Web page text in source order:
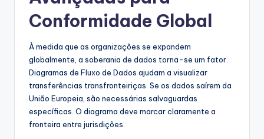
Conformidade Global
À medida que as organizações se expandem
globalmente, a soberania de dados torna-se um fator.
Diagramas de Fluxo de Dados ajudam a visualizar
transferências transfronteiriças. Se os dados saírem da
União Europeia, são necessárias salvaguardas
específicas. O diagrama deve marcar claramente a
fronteira entre jurisdições.